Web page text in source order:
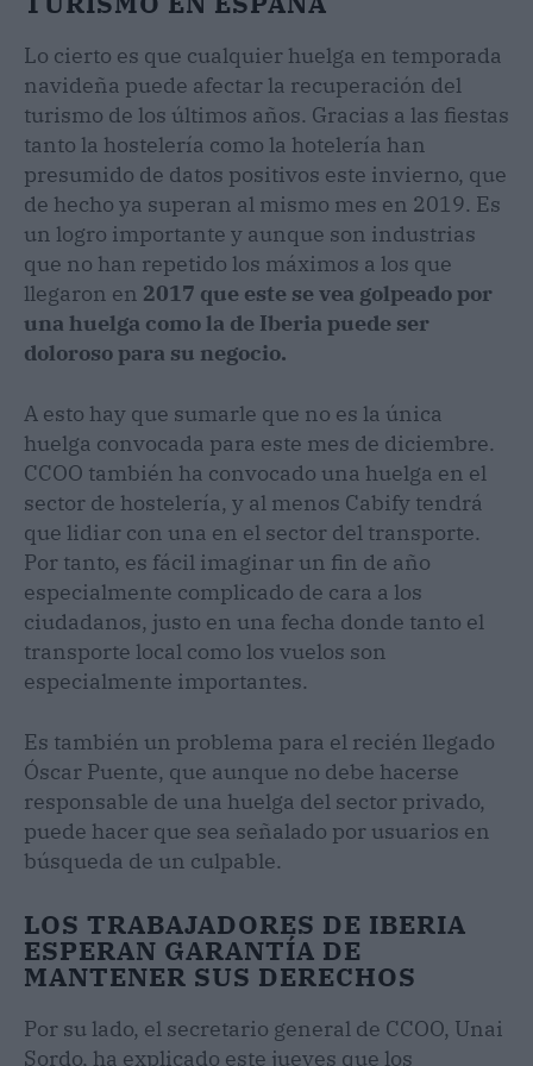
Lo cierto es que cualquier huelga en temporada
navideña puede afectar la recuperación del
turismo de los últimos años. Gracias a las fiestas
tanto la hostelería como la hotelería han
presumido de datos positivos este invierno, que
de hecho ya superan al mismo mes en 2019. Es
un logro importante y aunque son industrias
que no han repetido los máximos a los que
llegaron en 2017 que este se vea golpeado por
una huelga como la de Iberia puede ser
doloroso para su negocio.
A esto hay que sumarle que no es la única
huelga convocada para este mes de diciembre.
CCOO también ha convocado una huelga en el
sector de hostelería, y al menos Cabify tendrá
que lidiar con una en el sector del transporte.
Por tanto, es fácil imaginar un fin de año
especialmente complicado de cara a los
ciudadanos, justo en una fecha donde tanto el
transporte local como los vuelos son
especialmente importantes.
Es también un problema para el recién llegado
Óscar Puente, que aunque no debe hacerse
responsable de una huelga del sector privado,
puede hacer que sea señalado por usuarios en
búsqueda de un culpable.
LOS TRABAJADORES DE IBERIA
ESPERAN GARANTÍA DE
MANTENER SUS DERECHOS
Por su lado, el secretario general de CCOO, Unai
Sordo, ha explicado este jueves que los